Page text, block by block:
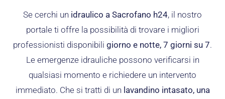
Se cerchi un idraulico a Sacrofano h24, il nostro
portale ti offre la possibilità di trovare i migliori
professionisti disponibili giorno e notte, 7 giorni su 7.
Le emergenze idrauliche possono verificarsi in
qualsiasi momento e richiedere un intervento
immediato. Che si tratti di un lavandino intasato, una